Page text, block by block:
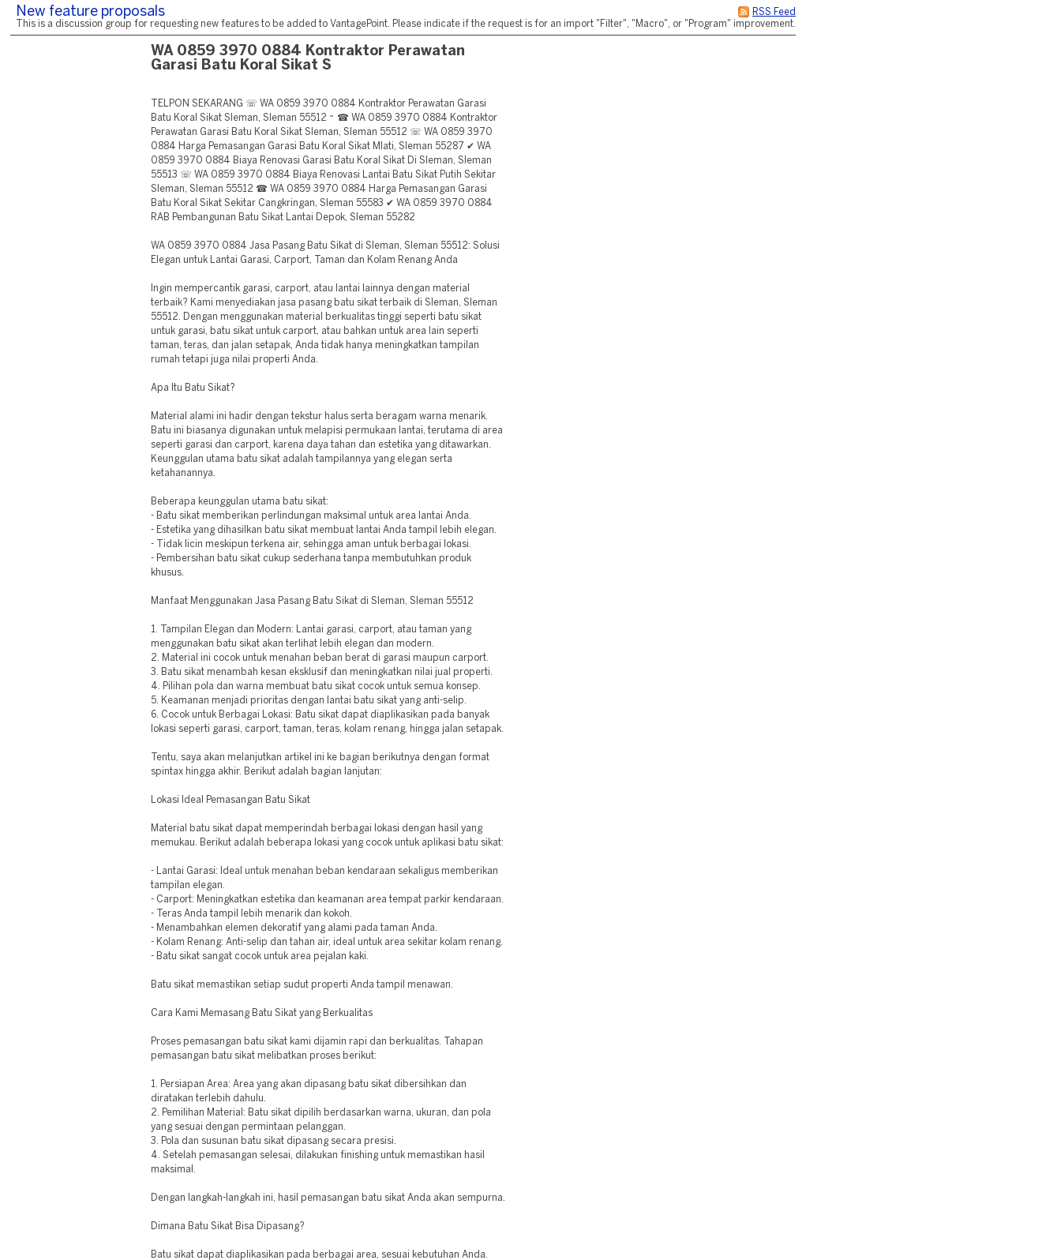
RSS Feed
New feature proposals
This is a discussion group for requesting new features to be added to VantagePoint. Please indicate if the request is for an import "Filter", "Macro", or "Program" improvement.
WA 0859 3970 0884 Kontraktor Perawatan
Garasi Batu Koral Sikat S
TELPON SEKARANG ☏ WA 0859 3970 0884 Kontraktor Perawatan Garasi
Batu Koral Sikat Sleman, Sleman 55512 ~ ☎ WA 0859 3970 0884 Kontraktor
Perawatan Garasi Batu Koral Sikat Sleman, Sleman 55512 ☏ WA 0859 3970
0884 Harga Pemasangan Garasi Batu Koral Sikat Mlati, Sleman 55287 ✔ WA
0859 3970 0884 Biaya Renovasi Garasi Batu Koral Sikat Di Sleman, Sleman
55513 ☏ WA 0859 3970 0884 Biaya Renovasi Lantai Batu Sikat Putih Sekitar
Sleman, Sleman 55512 ☎ WA 0859 3970 0884 Harga Pemasangan Garasi
Batu Koral Sikat Sekitar Cangkringan, Sleman 55583 ✔ WA 0859 3970 0884
RAB Pembangunan Batu Sikat Lantai Depok, Sleman 55282
WA 0859 3970 0884 Jasa Pasang Batu Sikat di Sleman, Sleman 55512: Solusi
Elegan untuk Lantai Garasi, Carport, Taman dan Kolam Renang Anda
Ingin mempercantik garasi, carport, atau lantai lainnya dengan material
terbaik? Kami menyediakan jasa pasang batu sikat terbaik di Sleman, Sleman
55512. Dengan menggunakan material berkualitas tinggi seperti batu sikat
untuk garasi, batu sikat untuk carport, atau bahkan untuk area lain seperti
taman, teras, dan jalan setapak, Anda tidak hanya meningkatkan tampilan
rumah tetapi juga nilai properti Anda.
Apa Itu Batu Sikat?
Material alami ini hadir dengan tekstur halus serta beragam warna menarik.
Batu ini biasanya digunakan untuk melapisi permukaan lantai, terutama di area
seperti garasi dan carport, karena daya tahan dan estetika yang ditawarkan.
Keunggulan utama batu sikat adalah tampilannya yang elegan serta
ketahanannya.
Beberapa keunggulan utama batu sikat:
- Batu sikat memberikan perlindungan maksimal untuk area lantai Anda.
- Estetika yang dihasilkan batu sikat membuat lantai Anda tampil lebih elegan.
- Tidak licin meskipun terkena air, sehingga aman untuk berbagai lokasi.
- Pembersihan batu sikat cukup sederhana tanpa membutuhkan produk
khusus.
Manfaat Menggunakan Jasa Pasang Batu Sikat di Sleman, Sleman 55512
1. Tampilan Elegan dan Modern: Lantai garasi, carport, atau taman yang
menggunakan batu sikat akan terlihat lebih elegan dan modern.
2. Material ini cocok untuk menahan beban berat di garasi maupun carport.
3. Batu sikat menambah kesan eksklusif dan meningkatkan nilai jual properti.
4. Pilihan pola dan warna membuat batu sikat cocok untuk semua konsep.
5. Keamanan menjadi prioritas dengan lantai batu sikat yang anti-selip.
6. Cocok untuk Berbagai Lokasi: Batu sikat dapat diaplikasikan pada banyak
lokasi seperti garasi, carport, taman, teras, kolam renang, hingga jalan setapak.
Tentu, saya akan melanjutkan artikel ini ke bagian berikutnya dengan format
spintax hingga akhir. Berikut adalah bagian lanjutan:
Lokasi Ideal Pemasangan Batu Sikat
Material batu sikat dapat memperindah berbagai lokasi dengan hasil yang
memukau. Berikut adalah beberapa lokasi yang cocok untuk aplikasi batu sikat:
- Lantai Garasi: Ideal untuk menahan beban kendaraan sekaligus memberikan
tampilan elegan.
- Carport: Meningkatkan estetika dan keamanan area tempat parkir kendaraan.
- Teras Anda tampil lebih menarik dan kokoh.
- Menambahkan elemen dekoratif yang alami pada taman Anda.
- Kolam Renang: Anti-selip dan tahan air, ideal untuk area sekitar kolam renang.
- Batu sikat sangat cocok untuk area pejalan kaki.
Batu sikat memastikan setiap sudut properti Anda tampil menawan.
Cara Kami Memasang Batu Sikat yang Berkualitas
Proses pemasangan batu sikat kami dijamin rapi dan berkualitas. Tahapan
pemasangan batu sikat melibatkan proses berikut:
1. Persiapan Area: Area yang akan dipasang batu sikat dibersihkan dan
diratakan terlebih dahulu.
2. Pemilihan Material: Batu sikat dipilih berdasarkan warna, ukuran, dan pola
yang sesuai dengan permintaan pelanggan.
3. Pola dan susunan batu sikat dipasang secara presisi.
4. Setelah pemasangan selesai, dilakukan finishing untuk memastikan hasil
maksimal.
Dengan langkah-langkah ini, hasil pemasangan batu sikat Anda akan sempurna.
Dimana Batu Sikat Bisa Dipasang?
Batu sikat dapat diaplikasikan pada berbagai area, sesuai kebutuhan Anda.